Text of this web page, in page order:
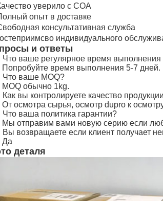
уверило с COA
опыт в доставке
консультативная служба
индивидуального
и ответы
Что ваше регулярное время
Попробуйте время выполнения 5-7
Что ваше MOQ?
MOQ обычно 1kg.
Как вы контролируете качество
От осмотра сырья, осмотр dupro к
Что ваша политика гарантии?
Мы отправим вами новую серию если
Вы возвращаете если клиент получает
Да
деталя